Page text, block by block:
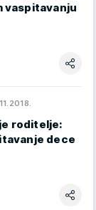
vaspitavanju
roditelje:
dece